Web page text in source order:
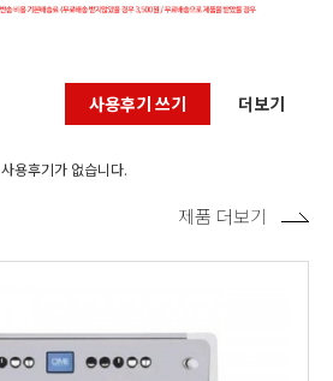
사용후기 쓰기 더보기
사용후기가 없습니다.
제품 더보기